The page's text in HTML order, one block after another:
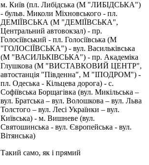
м. Київ (пл. Либідська (М "ЛИБІДСЬКА")
- бульв. Миколи Міхновського - пл.
ДЕМІЇВСЬКА (М "ДЕМІЇВСЬКА",
Центральний автовокзал) - пр.
Голосіївський - пл. Голосіївська (М
"ГОЛОСІЇВСЬКА") - вул. Васильківська
(М "ВАСИЛЬКІВСЬКА") - пр. Академіка
Глушкова (М "ВИСТАВКОВИЙ ЦЕНТР",
автостанція "Південна", М "ІПОДРОМ") -
пл. Одеська - Кільцева дорога) - с.
Софіївська Борщагівка (вул. Микільська –
вул. Братська – вул. Волошкова – вул. Льва
Толстого – вул. Лесі Українки – вул.
Київська) - м. Вишневе (вул.
Святошинська - вул. Європейська - вул.
Вітянська)
Такий само, як і прямий